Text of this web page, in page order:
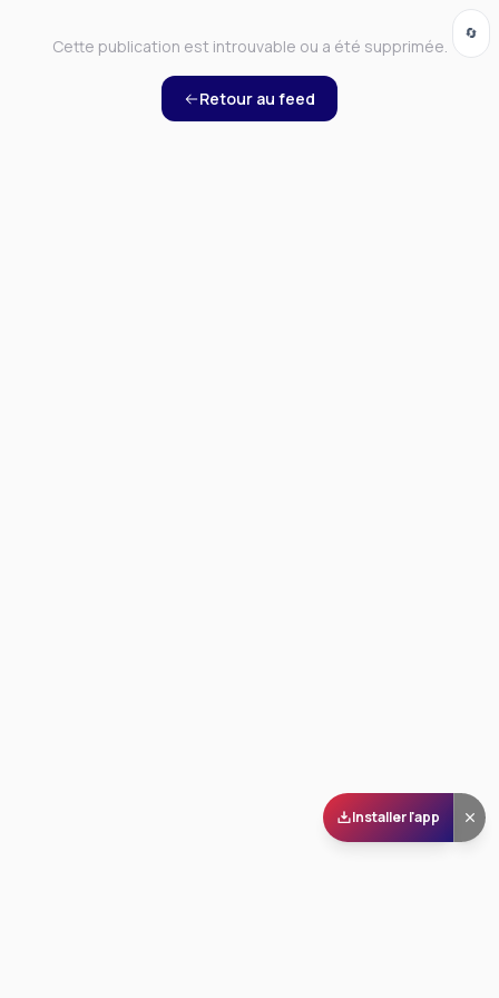
Cette publication est introuvable ou a été supprimée.
Retour au feed
Installer l'app
🔄